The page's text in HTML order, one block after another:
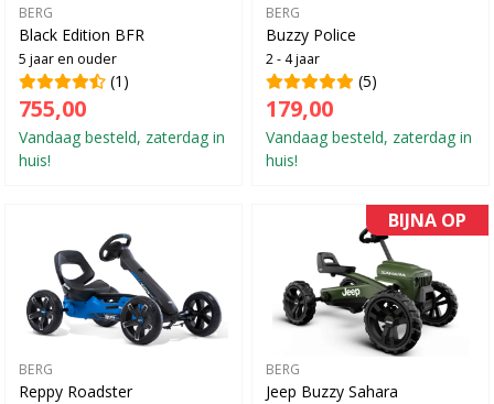
BERG
Black Edition BFR
5 jaar en ouder
(1)
755,00
Vandaag besteld, zaterdag in
huis!
BERG
Buzzy Police
2 - 4 jaar
(5)
179,00
Vandaag besteld, zaterdag in
huis!
BERG
Reppy Roadster
BIJNA OP
BERG
Jeep Buzzy Sahara